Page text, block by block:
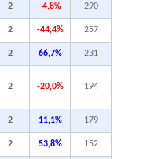
2 -4,8% 290
2 -44,4% 257
2 66,7% 231
2 -20,0% 194
2 11,1% 179
2 53,8% 152